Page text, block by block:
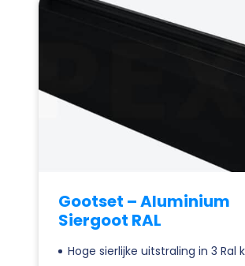
Gootset – Aluminium
Siergoot RAL
Hoge sierlijke uitstraling in 3 Ral